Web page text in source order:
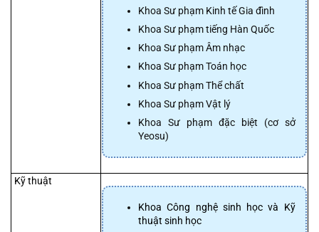
Khoa Sư phạm Kinh tế Gia đình
Khoa Sư phạm tiếng Hàn Quốc
Khoa Sư phạm Âm nhạc
Khoa Sư phạm Toán học
Khoa Sư phạm Thể chất
Khoa Sư phạm Vật lý
Khoa Sư phạm đặc biệt (cơ sở
Yeosu)
Kỹ thuật
Khoa Công nghệ sinh học và Kỹ
thuật sinh học